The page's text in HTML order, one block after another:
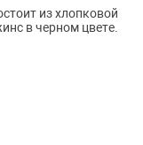
из хлопковой
в черном цвете.